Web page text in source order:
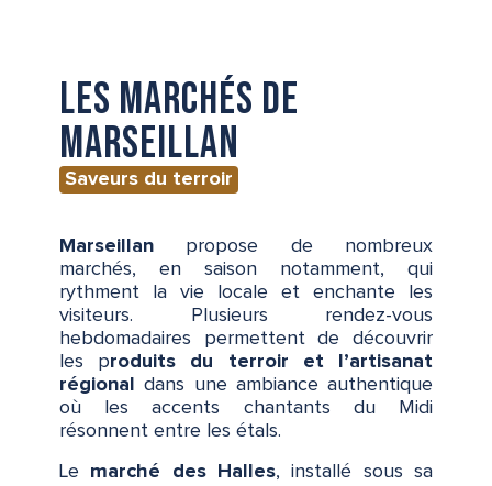
Les marchés de
Marseillan
Saveurs du terroir
Marseillan propose de nombreux
marchés, en saison notamment, qui
rythment la vie locale et enchante les
visiteurs. Plusieurs rendez-vous
hebdomadaires permettent de découvrir
les produits du terroir et l’artisanat
régional
dans une ambiance authentique
où les accents chantants du Midi
résonnent entre les étals.
Le marché des Halles, installé sous sa